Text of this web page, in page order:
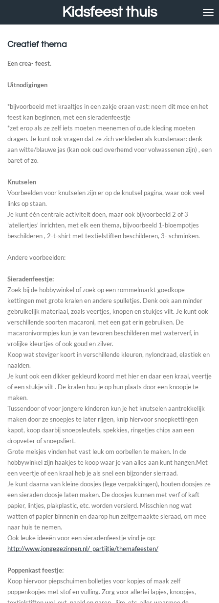
de
Kidsfeest thuis
Creatief thema
Een crea- feest.
Uitnodigingen
*bijvoorbeeld met kraaltjes in een zakje eraan vast: neem dit mee en het
feest kan beginnen, met een sieradenfeestje
*zet erop als ze zelf iets moeten meenemen of oude kleding moeten
dragen. Je kunt ook vragen dat ze zich verkleden als kunstenaar: denk
aan witte/blauwe jas (kan ook oud overhemd voor volwassenen zijn) , een
baret of zo.
Knutselen
Voorbeelden voor knutselen zijn er op de knutsel pagina, waar ook veel
links op staan.
Je kunt één centrale activiteit doen, maar ook bijvoorbeeld 2 of 3
'ateliertjes' inrichten, met elk een thema, bijvoorbeeld 1-bloempotjes
beschilderen , 2-t-shirt met textielstiften beschilderen, 3- schminken.
Andere voorbeelden:
Sieradenfeestje:
Zoek bij de hobbywinkel of zoek op een rommelmarkt goedkope
kettingen met grote kralen en andere spulletjes. Denk ook aan minder
gebruikelijk materiaal, zoals veertjes, knopen en stukjes vilt. Je kunt ook
verschillende soorten macaroni, met een gat erin gebruiken. De
macaronivormpjes kun je van tevoren beschilderen met waterverf, in
vrolijke kleurtjes of ook goud en zilver.
Koop wat steviger koort in verschillende kleuren, nylondraad, elastiek en
naalden.
Je kunt ook een dikker gekleurd koord met hier en daar een kraal, veertje
of een stukje vilt . De kralen hou je op hun plaats door een knoopje te
maken.
Tussendoor of voor jongere kinderen kun je het knutselen aantrekkelijk
maken door ze snoepjes te later rijgen, knip hiervoor snoepkettingen
kapot, koop daarbij snoepsleutels, spekkies, ringetjes chips aan een
dropveter of snoepsliert.
Grote meisjes vinden het vast leuk om oorbellen te maken. In de
hobbywinkel zijn haakjes te koop waar je van alles aan kunt hangen.Met
een veertje of een kraal heb je als snel een bijzonder sierraad.
Je kunt daarna van kleine doosjes (lege verpakkingen), houten doosjes ze
een sieraden doosje laten maken. De doosjes kunnen met verf of kaft
papier, lintjes, plakplastic, etc. worden versierd. Misschien nog wat
watten of papier binnenin en daarop hun zelfgemaakte sieraad, om mee
naar huis te nemen.
Ook leuke ideeën voor een sieradenfeestje vind je op:
http://www.jongegezinnen.nl/_partijtje/themafeesten/
Poppenkast feestje:
Koop hiervoor piepschuimen bolletjes voor kopjes of maak zelf
poppenkopjes met stof en vulling. Zorg voor allerlei lapjes, knoopjes,